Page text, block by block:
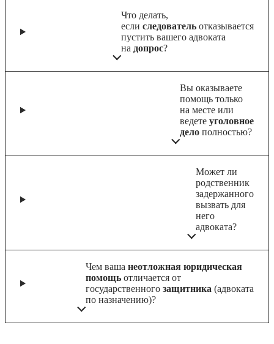
Что делать,
если следователь отказывается
пустить вашего адвоката
на допрос?
Вы оказываете
помощь только
на месте или
ведете уголовное
дело полностью?
Может ли
родственник
задержанного
вызвать для
него
адвоката?
Чем ваша неотложная юридическая
помощь отличается от
государственного защитника (адвоката
по назначению)?